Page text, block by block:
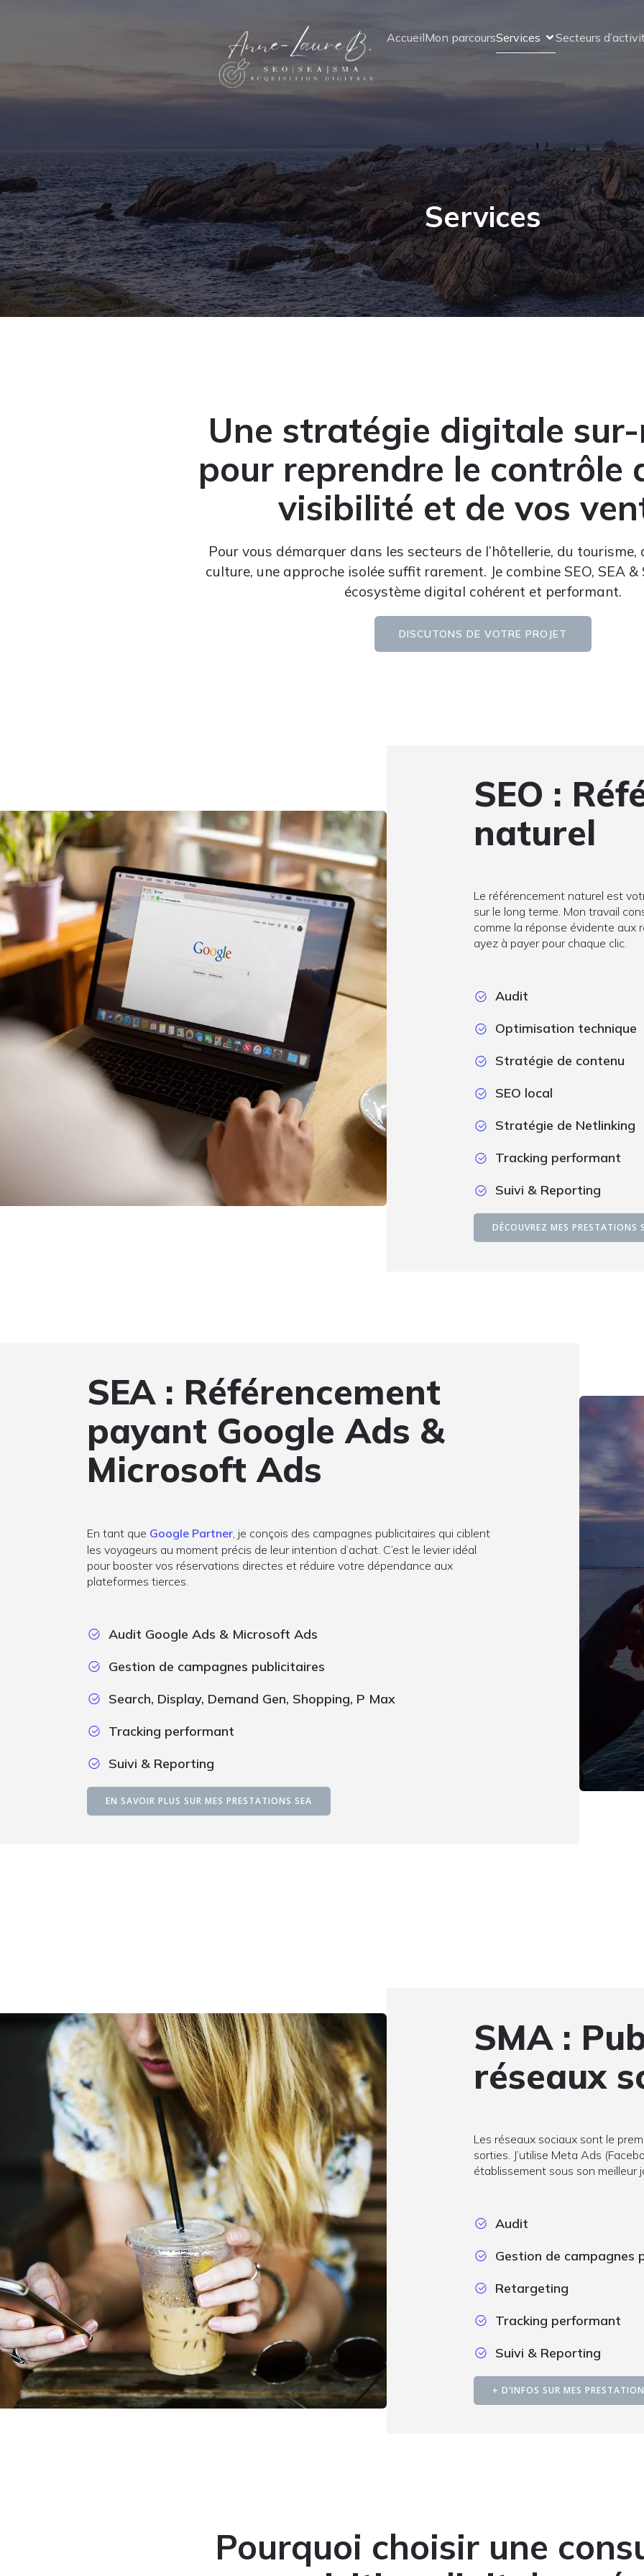
AccueilMon parcoursServices Secteurs
Services
Une stratégie digitale
pour reprendre le contrôle
visibilité et de vos
Pour vous démarquer dans les secteurs de l’hôtellerie, du
culture, une approche isolée suffit rarement. Je combine SEO, SEA
écosystème digital cohérent et performant.
DISCUTONS DE VOTRE PROJET
SEO :
naturel
Le référencement naturel est
sur le long terme. Mon travail
comme la réponse évidente aux
ayez à payer pour chaque clic.
Audit
Optimisation technique
Stratégie de contenu
SEO local
Stratégie de Netlinking
Tracking performant
Suivi & Reporting
DÉCOUVREZ MES PRESTATIONS
SEA : Référencement
payant Google Ads &
Microsoft Ads
En tant que Google Partner, je conçois des campagnes publicitaires qui ciblent
les voyageurs au moment précis de leur intention d’achat. C’est le levier idéal
pour booster vos réservations directes et réduire votre dépendance aux
plateformes tierces.
Audit Google Ads & Microsoft Ads
Gestion de campagnes publicitaires
Search, Display, Demand Gen, Shopping, P Max
Tracking performant
Suivi & Reporting
EN SAVOIR PLUS SUR MES PRESTATIONS SEA
SMA :
réseaux
Les réseaux sociaux sont le
sorties. J’utilise Meta Ads
établissement sous son meilleur
Audit
Gestion de campagnes
Retargeting
Tracking performant
Suivi & Reporting
+ D’INFOS SUR MES
Pourquoi choisir une